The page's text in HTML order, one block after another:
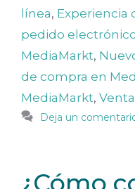
línea, Experiencia
pedido
MediaMarkt,
de compra en
MediaMarkt,
Deja un
¿Cómo